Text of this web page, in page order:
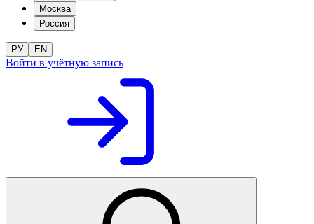
Москва
Россия
РУ EN
Войти в учётную запись